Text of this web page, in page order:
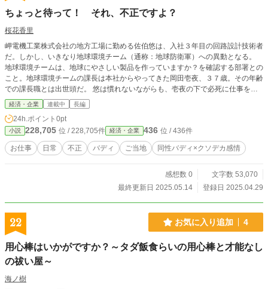
ちょっと待って！ それ、不正ですよ？
桜花香里
岬電機工業株式会社の地方工場に勤める佐伯悠は、入社３年目の回路設計技術者
だ。しかし、いきなり地球環境チーム（通称：地球防衛軍）への異動となる。
地球環境チームは、地球にやさしい製品を作っていますか？を確認する部署との
こと。地球環境チームの課長は本社からやってきた岡田壱夜、３７歳。その年齢
での課長職とは出世頭だ。 悠は慣れないながらも、壱夜の下で必死に仕事をこ
なそうとする。その結果、なぜ不正が起こってしまうのか、それに気づくのだが
――。
経済・企業 連載中 長編
24h.ポイント 0pt
小説 228,705 位 / 228,705件 経済・企業 436 位 / 436件
お仕事 日常 不正 バディ ご当地 同性バディ×クソデカ感情
感想数 0
文字数 53,070
最終更新日 2025.05.14
登録日 2025.04.29
22 お気に入り追加 4
用心棒はいかがですか？～タダ飯食らいの用心棒と才能なし
の祓い屋～
海ノ樹